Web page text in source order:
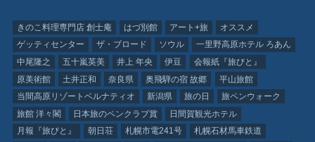
きのこ料理専門店 創士庵 はづ別館 アート+旅
オススメ
ゲッティセンター
ザ・ブロード ソウル
一里野高原ホテル ろあん
中尾隆之
五十嵐英美 井上 年央 伊豆
会報紙『旅びと』
原美術館
土井正和 奈良県 奥飛騨の宿 故郷
平山旅館
当間高原リゾートベルナティオ
新潟県 旅の日
旅ペンウォーク
旅館 洋々閣
日本旅のペンクラブ賞
日間賀観光ホテル
月報『旅びと』
朝日荘 札幌市電241号
札幌石材馬車鉄道